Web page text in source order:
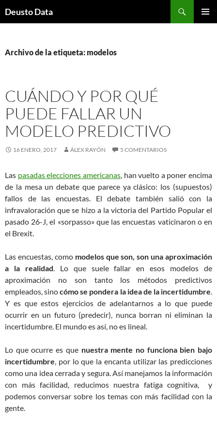
Deusto Data
Archivo de la etiqueta: modelos
CUÁNDO Y POR QUÉ
PUEDE FALLAR UN
MODELO PREDICTIVO
16 ENERO, 2017 ÁLEX RAYÓN 5 COMENTARIOS
Las pasadas elecciones americanas, han vuelto a poner encima
de la mesa un debate que parece ya clásico: los (supuestos)
fallos de las encuestas. El debate también salió con la
infravaloración que se hizo a la victoria del Partido Popular el
pasado 26-J, el «sorpasso» que las encuestas vaticinaron o en
el Brexit.
Las encuestas, como modelos que son, son una aproximación
a la realidad. Lo que suele fallar en esos modelos de
aproximación no son tanto los métodos predictivos
empleados, sinocómo se pondera la idea de la incertidumbre.
Y es que estos ejercicios de adelantarnos a lo que puede
ocurrir en un futuro (predecir), nunca borran ni eliminan la
incertidumbre. El mundo es así, no es lineal.
Lo que ocurre es que nuestra mente no funciona bien bajo
incertidumbre, por lo que la encanta utilizar las predicciones
como una idea cerrada y segura. Así manejamos la información
con más facilidad, reducimos nuestra fatiga cognitiva, y
podemos conversar sobre los temas con más facilidad con la
gente.